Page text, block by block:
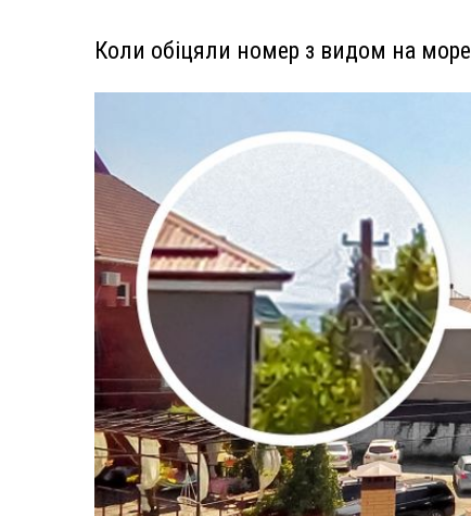
Коли обіцяли номер з видом на море